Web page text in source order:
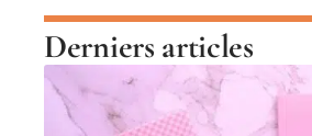
Derniers articles